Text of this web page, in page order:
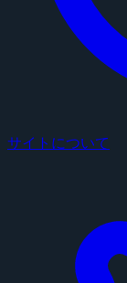
サイトについて